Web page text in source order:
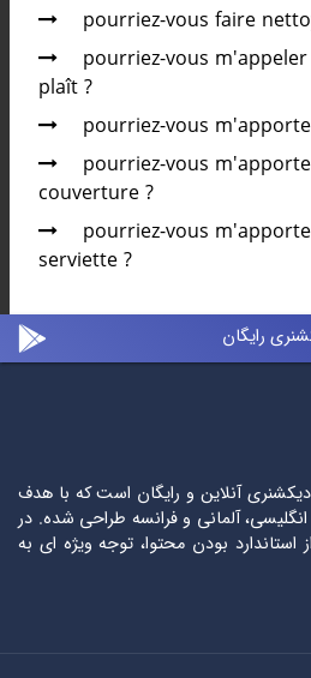
pourriez-vous faire
pourriez-vous
plaît ?
pourriez-vous
pourriez-vous
couverture ?
pourriez-vous
serviette ?
رایگان
آنلاین و رایگان است که با هدف
انگلیسی، آلمانی و فرانسه طراحی شده. در
بودن محتوا، توجه ویژه ای به